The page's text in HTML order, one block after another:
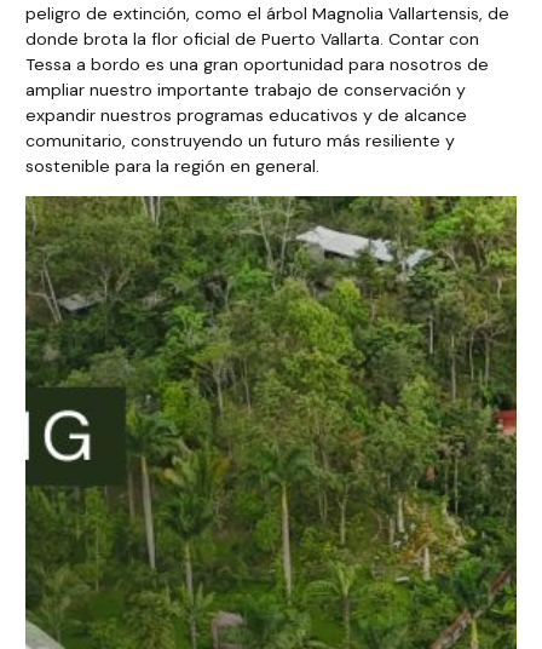
peligro de extinción, como el árbol Magnolia Vallartensis, de
donde brota la flor oficial de Puerto Vallarta. Contar con
Tessa a bordo es una gran oportunidad para nosotros de
ampliar nuestro importante trabajo de conservación y
expandir nuestros programas educativos y de alcance
comunitario, construyendo un futuro más resiliente y
sostenible para la región en general.